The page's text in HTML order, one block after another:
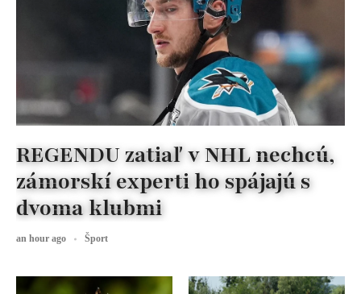
REGENDU zatiaľ v NHL nechcú,
zámorskí experti ho spájajú s
dvoma klubmi
an hour ago Šport